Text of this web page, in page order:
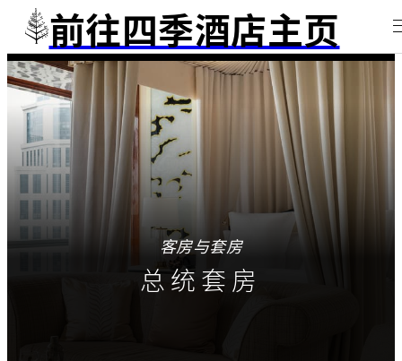
前往四季酒店主页
客房与套房
总统套房